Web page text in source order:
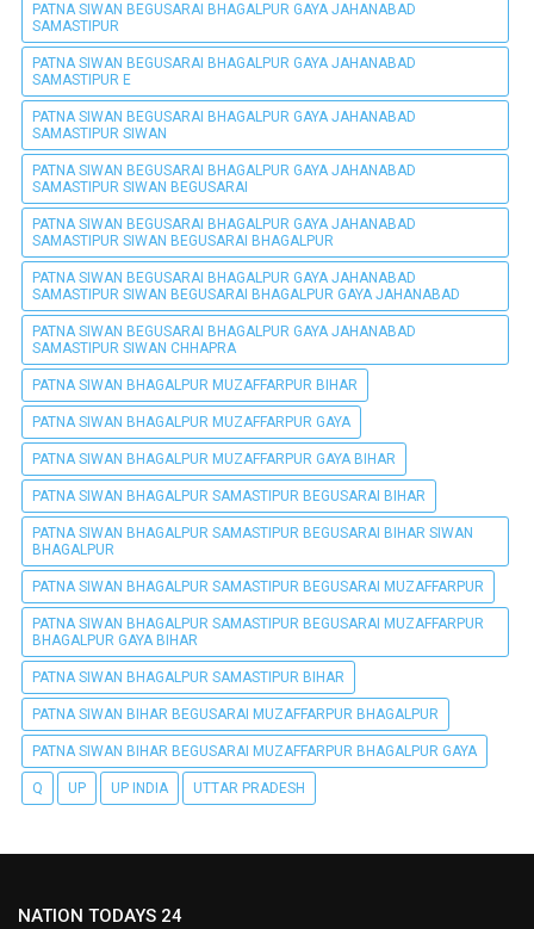
PATNA SIWAN BEGUSARAI BHAGALPUR GAYA JAHANABAD
SAMASTIPUR
PATNA SIWAN BEGUSARAI BHAGALPUR GAYA JAHANABAD
SAMASTIPUR E
PATNA SIWAN BEGUSARAI BHAGALPUR GAYA JAHANABAD
SAMASTIPUR SIWAN
PATNA SIWAN BEGUSARAI BHAGALPUR GAYA JAHANABAD
SAMASTIPUR SIWAN BEGUSARAI
PATNA SIWAN BEGUSARAI BHAGALPUR GAYA JAHANABAD
SAMASTIPUR SIWAN BEGUSARAI BHAGALPUR
PATNA SIWAN BEGUSARAI BHAGALPUR GAYA JAHANABAD
SAMASTIPUR SIWAN BEGUSARAI BHAGALPUR GAYA JAHANABAD
PATNA SIWAN BEGUSARAI BHAGALPUR GAYA JAHANABAD
SAMASTIPUR SIWAN CHHAPRA
PATNA SIWAN BHAGALPUR MUZAFFARPUR BIHAR
PATNA SIWAN BHAGALPUR MUZAFFARPUR GAYA
PATNA SIWAN BHAGALPUR MUZAFFARPUR GAYA BIHAR
PATNA SIWAN BHAGALPUR SAMASTIPUR BEGUSARAI BIHAR
PATNA SIWAN BHAGALPUR SAMASTIPUR BEGUSARAI BIHAR SIWAN
BHAGALPUR
PATNA SIWAN BHAGALPUR SAMASTIPUR BEGUSARAI MUZAFFARPUR
PATNA SIWAN BHAGALPUR SAMASTIPUR BEGUSARAI MUZAFFARPUR
BHAGALPUR GAYA BIHAR
PATNA SIWAN BHAGALPUR SAMASTIPUR BIHAR
PATNA SIWAN BIHAR BEGUSARAI MUZAFFARPUR BHAGALPUR
PATNA SIWAN BIHAR BEGUSARAI MUZAFFARPUR BHAGALPUR GAYA
Q UP UP INDIA UTTAR PRADESH
NATION TODAYS 24